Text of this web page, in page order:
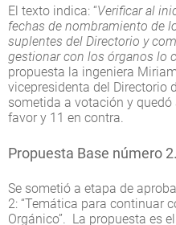
El texto indica: “Verificar al
fechas de nombramiento de
suplentes del Directorio y
gestionar con los órganos lo
propuesta la ingeniera
vicepresidenta del Directorio
sometida a votación y
favor y 11 en contra.
Propuesta Base número 2.
Se sometió a etapa de
2: “Temática para continuar
Orgánico”. La propuesta es